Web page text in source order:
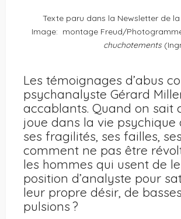
Texte paru dans la Newsletter de la
Image: montage Freud/
chuchotements
Les témoignages d’abus
psychanalyste Gérard
accablants. Quand on sait
joue dans la vie psychique
ses fragilités, ses failles,
comment ne pas être
les hommes qui usent de
position d’analyste pour
leur propre désir, de basses
pulsions ?